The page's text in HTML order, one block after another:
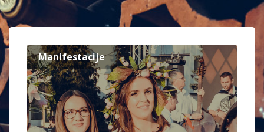
Manifestacije